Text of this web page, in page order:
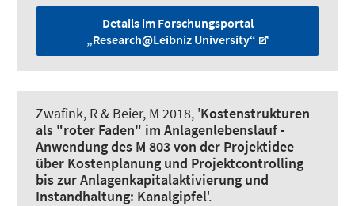
Details im Forschungsportal
„Research@Leibniz University“
Zwafink, R& Beier, M 2018, 'Kostenstrukturen
als "roter Faden" im Anlagenlebenslauf -
Anwendung des M 803 von der Projektidee
über Kostenplanung und Projektcontrolling
bis zur Anlagenkapitalaktivierung und
Instandhaltung: Kanalgipfel'.